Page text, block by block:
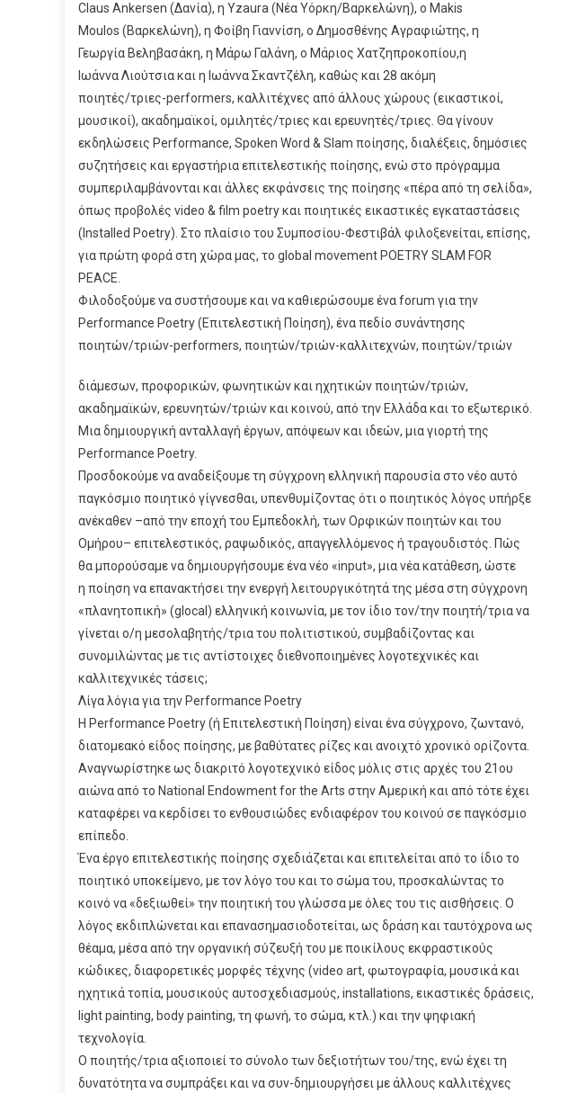
Claus Ankersen (Δανία), η Yzaura (Νέα Υόρκη/Βαρκελώνη), ο Makis
Moulos (Βαρκελώνη), η Φοίβη Γιαννίση, ο Δημοσθένης Αγραφιώτης, η
Γεωργία Βεληβασάκη, η Μάρω Γαλάνη, ο Μάριος Χατζηπροκοπίου,η
Ιωάννα Λιούτσια και η Ιωάννα Σκαντζέλη, καθώς και 28 ακόμη
ποιητές/τριες-performers, καλλιτέχνες από άλλους χώρους (εικαστικοί,
μουσικοί), ακαδημαϊκοί, ομιλητές/τριες και ερευνητές/τριες. Θα γίνουν
εκδηλώσεις Performance, Spoken Word & Slam ποίησης, διαλέξεις, δημόσιες
συζητήσεις και εργαστήρια επιτελεστικής ποίησης, ενώ στο πρόγραμμα
συμπεριλαμβάνονται και άλλες εκφάνσεις της ποίησης «πέρα από τη σελίδα»,
όπως προβολές video & film poetry και ποιητικές εικαστικές εγκαταστάσεις
(Installed Poetry). Στο πλαίσιο του Συμποσίου-Φεστιβάλ φιλοξενείται, επίσης,
για πρώτη φορά στη χώρα μας, τo global movement POETRY SLAM FOR
PEACE.
Φιλοδοξούμε να συστήσουμε και να καθιερώσουμε ένα forum για την
Performance Poetry (Επιτελεστική Ποίηση), ένα πεδίο συνάντησης
ποιητών/τριών-performers, ποιητών/τριών-καλλιτεχνών, ποιητών/τριών
διάμεσων, προφορικών, φωνητικών και ηχητικών ποιητών/τριών,
ακαδημαϊκών, ερευνητών/τριών και κοινού, από την Ελλάδα και το εξωτερικό.
Mια δημιουργική ανταλλαγή έργων, απόψεων και ιδεών, μια γιορτή της
Performance Poetry.
Προσδοκούμε να αναδείξουμε τη σύγχρονη ελληνική παρουσία στο νέο αυτό
παγκόσμιο ποιητικό γίγνεσθαι, υπενθυμίζοντας ότι ο ποιητικός λόγος υπήρξε
ανέκαθεν –από την εποχή του Εμπεδοκλή, των Ορφικών ποιητών και του
Ομήρου– επιτελεστικός, ραψωδικός, απαγγελλόμενος ή τραγουδιστός. Πώς
θα μπορούσαμε να δημιουργήσουμε ένα νέο «input», μια νέα κατάθεση, ώστε
η ποίηση να επανακτήσει την ενεργή λειτουργικότητά της μέσα στη σύγχρονη
«πλανητοπική» (glocal) ελληνική κοινωνία, με τον ίδιο τον/την ποιητή/τρια να
γίνεται ο/η μεσολαβητής/τρια του πολιτιστικού, συμβαδίζοντας και
συνομιλώντας με τις αντίστοιχες διεθνοποιημένες λογοτεχνικές και
καλλιτεχνικές τάσεις;
Λίγα λόγια για την Performance Poetry
Η Performance Poetry (ή Επιτελεστική Ποίηση) είναι ένα σύγχρονο, ζωντανό,
διατομεακό είδος ποίησης, με βαθύτατες ρίζες και ανοιχτό χρονικό ορίζοντα.
Αναγνωρίστηκε ως διακριτό λογοτεχνικό είδος μόλις στις αρχές του 21ου
αιώνα από το National Endowment for the Arts στην Αμερική και από τότε έχει
καταφέρει να κερδίσει το ενθουσιώδες ενδιαφέρον του κοινού σε παγκόσμιο
επίπεδο.
Ένα έργο επιτελεστικής ποίησης σχεδιάζεται και επιτελείται από το ίδιο το
ποιητικό υποκείμενο, με τον λόγο του και το σώμα του, προσκαλώντας το
κοινό να «δεξιωθεί» την ποιητική του γλώσσα με όλες του τις αισθήσεις. Ο
λόγος εκδιπλώνεται και επανασημασιοδοτείται, ως δράση και ταυτόχρονα ως
θέαμα, μέσα από την οργανική σύζευξή του με ποικίλους εκφραστικούς
κώδικες, διαφορετικές μορφές τέχνης (video art, φωτογραφία, μουσικά και
ηχητικά τοπία, μουσικούς αυτοσχεδιασμούς, installations, εικαστικές δράσεις,
light painting, body painting, τη φωνή, το σώμα, κτλ.) και την ψηφιακή
τεχνολογία.
Ο ποιητής/τρια αξιοποιεί το σύνολο των δεξιοτήτων του/της, ενώ έχει τη
δυνατότητα να συμπράξει και να συν-δημιουργήσει με άλλους καλλιτέχνες